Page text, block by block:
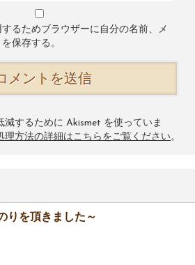
るためブラウザーに自分の名前、メ
保存する。
減するために Akismet を使っていま
理方法の詳細はこちらをご覧ください。
りを頂きました～